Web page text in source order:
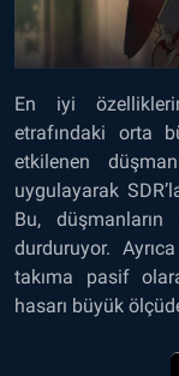
En iyi
etrafındaki orta
etkilenen
uygulayarak
Bu,
durduruyor.
takıma pasif
hasarı büyük